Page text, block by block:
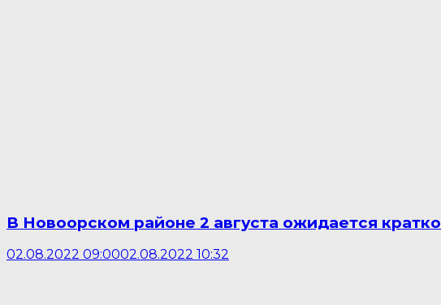
В Новоорском районе 2 августа ожидается
02.08.2022 09:0002.08.2022 10:32